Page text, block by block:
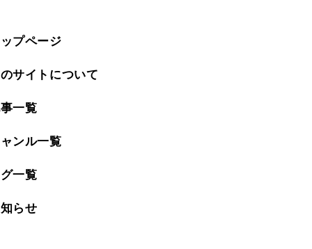
プページ
サイトについて
一覧
ンル一覧
一覧
らせ